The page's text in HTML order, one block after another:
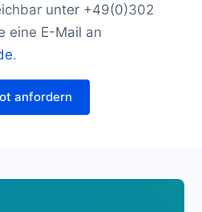
Republik75
unter +49(0)302
eine E-Mail an
.
anfordern